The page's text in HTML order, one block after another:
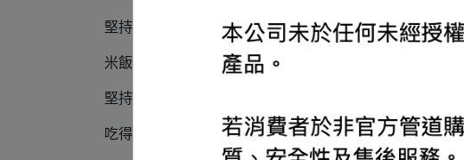
堅持善待⾃然，相信⾃然友善農法，
米飯不只好吃更是⼼安
堅持品質與美感，相信內外兼具，
吃得到品質也要看得⾒美